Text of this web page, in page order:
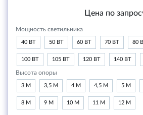
Цена по
Мощность светильника
40 ВТ 50 ВТ 60 ВТ 70 ВТ 80
100 ВТ 105 ВТ 120 ВТ 140 ВТ
Высота опоры
3 М 3,5 М 4 М 4,5 М 5 М
8 М 9 М 10 М 11 М 12 М